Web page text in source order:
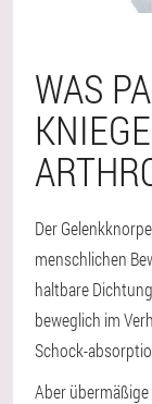
WAS
Der
menschlichen
haltbare
beweglich im
Schock-
Aber